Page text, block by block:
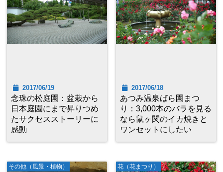
2017/06/19
念珠の松庭園：盆栽から
日本庭園にまで昇りつめ
たサクセスストーリーに
感動
2017/06/18
あつみ温泉ばら園まつ
り：3,000本のバラを見る
なら鼠ヶ関のイカ焼きと
ワンセットにしたい
その他（風景・植物） 花（花まつり）